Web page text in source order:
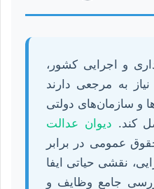
و اجرایی کشور،
به مرجعی دارند
و سازمان‌های دولتی
کند. دیوان عدالت
عمومی در برابر
نقشی حیاتی ایفا
جامع وظایف و